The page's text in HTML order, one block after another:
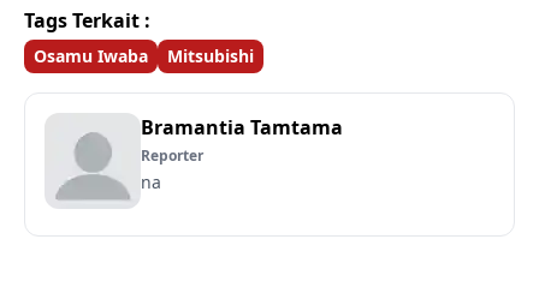
Tags Terkait :
Osamu Iwaba Mitsubishi
Bramantia Tamtama
Reporter
na